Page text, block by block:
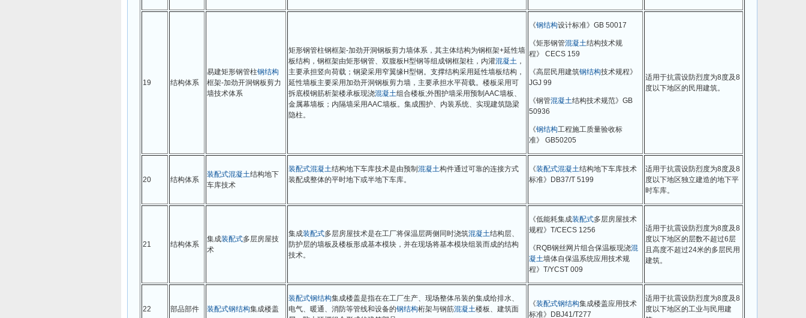
19 结构体系
易建矩形钢管柱钢结构
框架-加劲开洞钢板剪力
墙技术体系
矩形钢管柱钢框架-加劲开洞钢板剪力墙体系，其主体结构为钢框架+延性墙
板结构，钢框架由矩形钢管、双腹板H型钢等组成钢框架柱，内灌混凝土 ，
主要承担竖向荷载；钢梁采用窄翼缘H型钢。支撑结构采用延性墙板结构，
延性墙板主要采用加劲开洞钢板剪力墙，主要承担水平荷载。楼板采用可
拆底模钢筋析架楼承板现浇混凝土组合楼板;外围护墙采用预制AAC墙板、
金属幕墙板；内隔墙采用AAC墙板。集成围护、内装系统、实现建筑隐梁
隐柱。
《钢结构设计标准》GB 50017
《矩形钢管混凝土结构技术规
程》 CECS 159
《高层民用建筑钢结构技术规程》
JGJ 99
《钢管混凝土结构技术规范》GB
50936
《钢结构工程施工质量验收标
准》 GB50205
适用于抗震设防烈度为8度及8
度以下地区的民用建筑。
20 结构体系
装配式混凝土结构地下
车库技术
装配式混凝土结构地下车库技术是由预制 混凝土构件通过可靠的连接方式
装配成整体的平时地下或半地下车库。
《装配式混凝土结构地下车库技术
标准》DB37/T 5199
适用于抗震设防烈度为8度及8
度以下地区独立建造的地下平
时车库。
21 结构体系
集成装配式多层房屋技
术
集成装配式多层房屋技术是在工厂将保温层两侧同时浇筑混凝土结构层、
防护层的墙板及楼板形成基本模块，并在现场将基本模块组装而成的结构
技术。
《低能耗集成装配式多层房屋技术
规程》T/CECS 1256
《RQB钢丝网片组合保温板现浇混
凝土墙体自保温系统应用技术规
程》T/YCST 009
适用于抗震设防烈度为8度及8
度以下地区的层数不超过6层
且高度不超过24米的多层民用
建筑。
22 部品部件 装配式钢结构集成楼盖
装配式钢结构集成楼盖是指在在工厂生产、现场整体吊装的集成给排水、
电气、暖通、消防等管线和设备的钢结构桁架与钢筋混凝土楼板、建筑面
《装配式钢结构集成楼盖应用技术
标准》DBJ41/T277
适用于抗震设防烈度为8度及8
度以下地区的工业与民用建